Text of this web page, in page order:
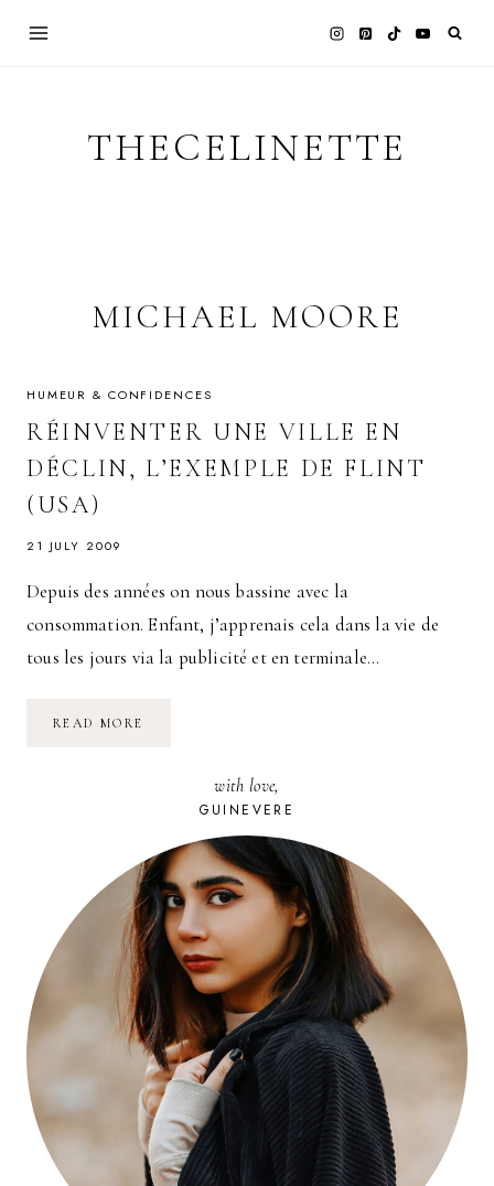
THECELINETTE
MICHAEL MOORE
HUMEUR & CONFIDENCES
RÉINVENTER UNE VILLE EN
DÉCLIN, L’EXEMPLE DE FLINT
(USA)
21 JULY 2009
Depuis des années on nous bassine avec la
consommation. Enfant, j’apprenais cela dans la vie de
tous les jours via la publicité et en terminale…
READ MORE
(USA)
with love,
GUINEVERE